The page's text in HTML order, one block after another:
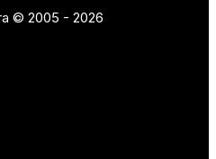
© 2005 - 2026